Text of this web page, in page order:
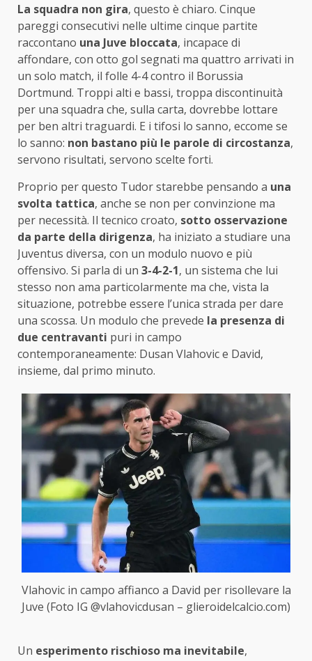
La squadra non gira, questo è chiaro. Cinque
pareggi consecutivi nelle ultime cinque partite
raccontano una Juve bloccata, incapace di
affondare, con otto gol segnati ma quattro arrivati in
un solo match, il folle 4-4 contro il Borussia
Dortmund. Troppi alti e bassi, troppa discontinuità
per una squadra che, sulla carta, dovrebbe lottare
per ben altri traguardi. E i tifosi lo sanno, eccome se
lo sanno: non bastano più le parole di circostanza,
servono risultati, servono scelte forti.
Proprio per questo Tudor starebbe pensando a una
svolta tattica, anche se non per convinzione ma
per necessità. Il tecnico croato, sotto osservazione
da parte della dirigenza, ha iniziato a studiare una
Juventus diversa, con un modulo nuovo e più
offensivo. Si parla di un 3-4-2-1, un sistema che lui
stesso non ama particolarmente ma che, vista la
situazione, potrebbe essere l’unica strada per dare
una scossa. Un modulo che prevede la presenza di
due centravanti puri in campo
contemporaneamente: Dusan Vlahovic e David,
insieme, dal primo minuto.
Vlahovic in campo affianco a David per risollevare la
Juve (Foto IG @vlahovicdusan – glieroidelcalcio.com)
Un esperimento rischioso ma inevitabile,